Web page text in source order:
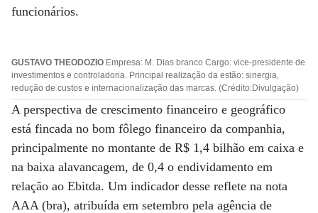
funcionários.
GUSTAVO THEODOZIO Empresa: M. Dias branco Cargo: vice-presidente de
investimentos e controladoria. Principal realização da estão: sinergia,
redução de custos e internacionalização das marcas. (Crédito:Divulgação)
A perspectiva de crescimento financeiro e geográfico
está fincada no bom fôlego financeiro da companhia,
principalmente no montante de R$ 1,4 bilhão em caixa e
na baixa alavancagem, de 0,4 o endividamento em
relação ao Ebitda. Um indicador desse reflete na nota
AAA (bra), atribuída em setembro pela agência de